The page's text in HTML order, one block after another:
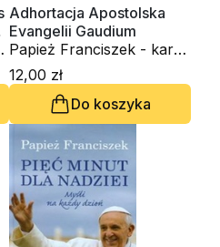
Adhortacja Apostolska
Evangelii Gaudium
Papież Franciszek - kard.
Jorge Mario Bergoglio
12,00 zł
Do koszyka